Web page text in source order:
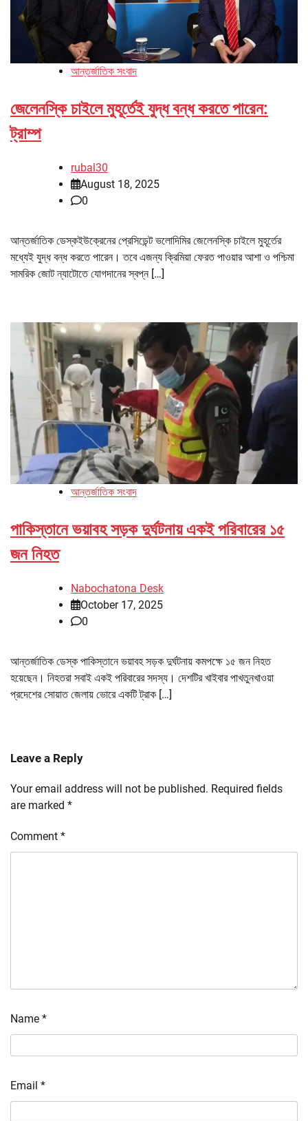
আন্তর্জাতিক সংবাদ
জেলেনস্কি চাইলে মুহূর্তেই যুদ্ধ বন্ধ করতে পারেন:
ট্রাম্প
rubal30
August 18, 2025
0
আন্তর্জাতিক ডেস্কইউক্রেনের প্রেসিডেন্ট ভলোদিমির জেলেনস্কি চাইলে মুহূর্তের
মধ্যেই যুদ্ধ বন্ধ করতে পারেন। তবে এজন্য ক্রিমিয়া ফেরত পাওয়ার আশা ও পশ্চিমা
সামরিক জোট ন্যাটোতে যোগদানের স্বপ্ন […]
আন্তর্জাতিক সংবাদ
পাকিস্তানে ভয়াবহ সড়ক দুর্ঘটনায় একই পরিবারের ১৫
জন নিহত
Nabochatona Desk
October 17, 2025
0
আন্তর্জাতিক ডেস্ক পাকিস্তানে ভয়াবহ সড়ক দুর্ঘটনায় কমপক্ষে ১৫ জন নিহত
হয়েছেন। নিহতরা সবাই একই পরিবারের সদস্য। দেশটির খাইবার পাখতুনখাওয়া
প্রদেশের সোয়াত জেলায় ভোরে একটি ট্রাক […]
Leave a Reply
Your email address will not be published. Required fields
are marked *
Comment *
Name *
Email *